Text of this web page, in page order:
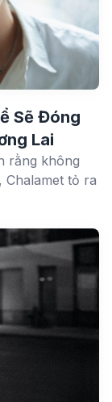
Sẽ Đóng
Lai
rằng không
Chalamet tỏ ra